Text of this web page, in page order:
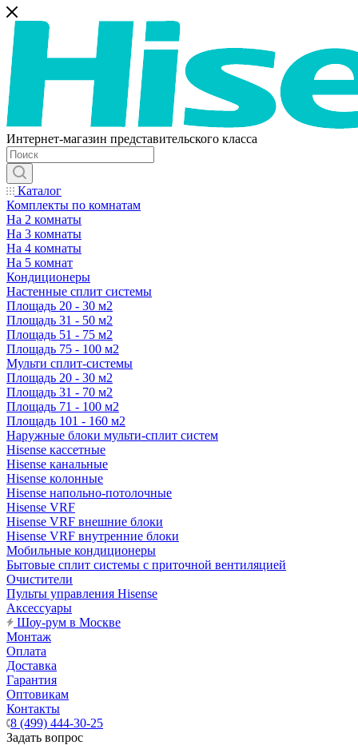
Интернет-магазин представительского класса
Каталог
Комплекты по комнатам
На 2 комнаты
На 3 комнаты
На 4 комнаты
На 5 комнат
Кондиционеры
Настенные сплит системы
Площадь 20 - 30 м2
Площадь 31 - 50 м2
Площадь 51 - 75 м2
Площадь 75 - 100 м2
Мульти сплит-системы
Площадь 20 - 30 м2
Площадь 31 - 70 м2
Площадь 71 - 100 м2
Площадь 101 - 160 м2
Наружные блоки мульти-сплит систем
Hisense кассетные
Hisense канальные
Hisense колонные
Hisense напольно-потолочные
Hisense VRF
Hisense VRF внешние блоки
Hisense VRF внутренние блоки
Мобильные кондиционеры
Бытовые сплит системы с приточной вентиляцией
Очистители
Пульты управления Hisense
Аксессуары
Шоу-рум в Москве
Монтаж
Оплата
Доставка
Гарантия
Оптовикам
Контакты
8 (499) 444-30-25
Задать вопрос